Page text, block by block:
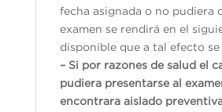
fecha asignada o no pudiera
examen se rendirá en el
disponible que a tal efecto se
– Si por razones de salud el
pudiera presentarse al
encontrara aislado